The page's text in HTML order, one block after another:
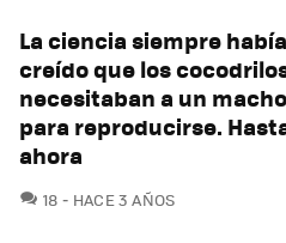
La ciencia siempre había
creído que los
necesitaban a un macho
para reproducirse.
ahora
18 COMENTARIOS
HACE 3 AÑOS